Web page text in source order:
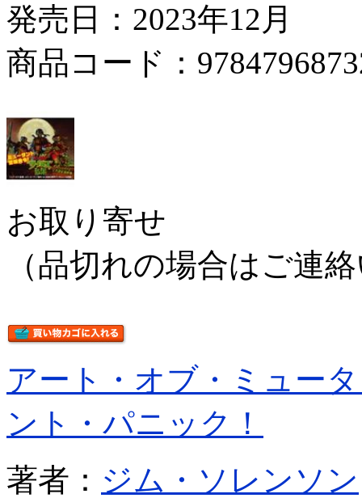
発売日：2023年12月
商品コード：
お取り寄せ
（品切れの場合はご連
アート・オブ・ミュー
ント・パニック！
著者： ジム・ソレンソン